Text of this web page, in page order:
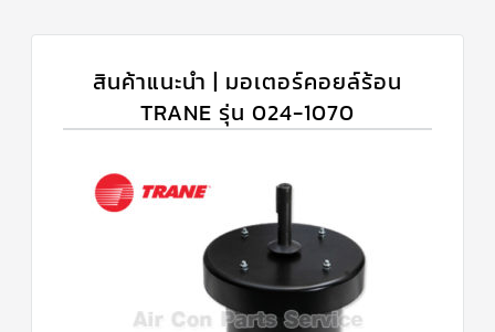
สินค้าแนะนำ | มอเตอร์คอยล์ร้อน
TRANE รุ่น 024-1070